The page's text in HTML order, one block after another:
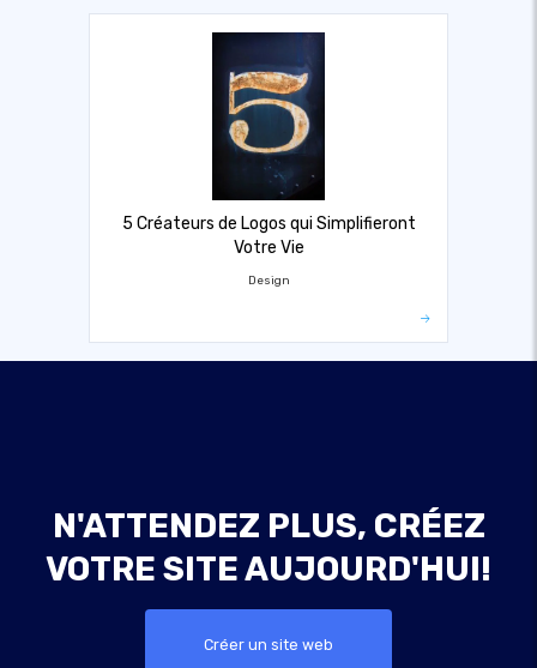
5 Créateurs de Logos qui Simplifieront
Votre Vie
Design
N'ATTENDEZ PLUS, CRÉEZ
VOTRE SITE AUJOURD'HUI!
Créer un site web